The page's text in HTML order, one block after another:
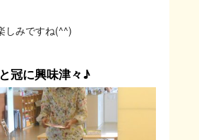
しみですね(^^)
冠に興味津々♪